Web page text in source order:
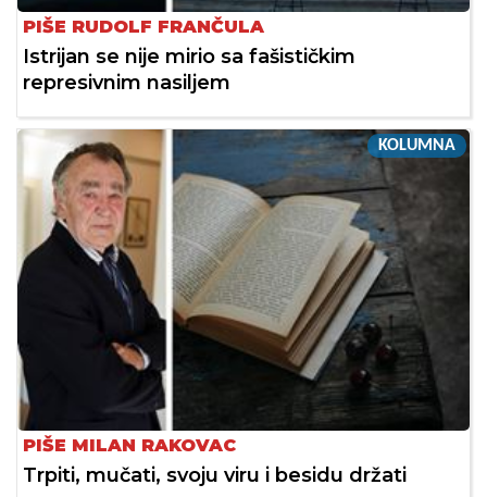
PIŠE RUDOLF FRANČULA
Istrijan se nije mirio sa fašističkim
represivnim nasiljem
KOLUMNA
PIŠE MILAN RAKOVAC
Trpiti, mučati, svoju viru i besidu držati